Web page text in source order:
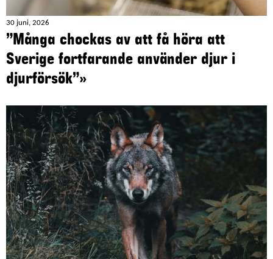
30 juni, 2026
”Många chockas av att få höra att
Sverige fortfarande använder djur i
djurförsök”»